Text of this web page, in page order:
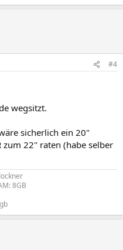
#4
wegsitzt.
sicherlich ein 20"
zum 22" raten (habe selber
8GB